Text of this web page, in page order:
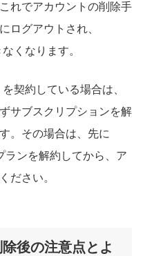
れでアカウントの削除手
ログアウトされ、
くなります。
契約している場合は、
サブスクリプションを解
。その場合は、先に
ランを解約してから、ア
ださい。
後の注意点とよ